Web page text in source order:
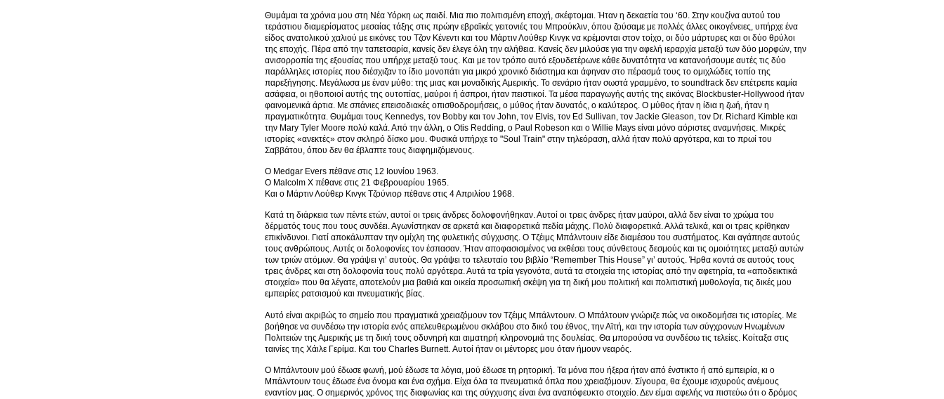
Θυμάμαι τα χρόνια μου στη Νέα Υόρκη ως παιδί. Μια πιο πολιτισμένη εποχή, σκέφτομαι. Ήταν η δεκαετία του ‘60. Στην κουζίνα αυτού του
τεράστιου διαμερίσματος μεσαίας τάξης στις πρώην εβραϊκές γειτονιές του Μπρούκλιν, όπου ζούσαμε με πολλές άλλες οικογένειες, υπήρχε ένα
είδος ανατολικού χαλιού με εικόνες του Τζον Κένεντι και του Μάρτιν Λούθερ Κινγκ να κρέμονται στον τοίχο, οι δύο μάρτυρες και οι δύο θρύλοι
της εποχής. Πέρα από την ταπετσαρία, κανείς δεν έλεγε όλη την αλήθεια. Κανείς δεν μιλούσε για την αφελή ιεραρχία μεταξύ των δύο μορφών, την
ανισορροπία της εξουσίας που υπήρχε μεταξύ τους. Και με τον τρόπο αυτό εξουδετέρωνε κάθε δυνατότητα να κατανοήσουμε αυτές τις δύο
παράλληλες ιστορίες που διέσχιζαν το ίδιο μονοπάτι για μικρό χρονικό διάστημα και άφηναν στο πέρασμά τους το ομιχλώδες τοπίο της
παρεξήγησης. Μεγάλωσα με έναν μύθο: της μιας και μοναδικής Αμερικής. Το σενάριο ήταν σωστά γραμμένο, το soundtrack δεν επέτρεπε καμία
ασάφεια, οι ηθοποιοί αυτής της ουτοπίας, μαύροι ή άσπροι, ήταν πειστικοί. Τα μέσα παραγωγής αυτής της εικόνας Blockbuster-Hollywood ήταν
φαινομενικά άρτια. Με σπάνιες επεισοδιακές οπισθοδρομήσεις, ο μύθος ήταν δυνατός, ο καλύτερος. Ο μύθος ήταν η ίδια η ζωή, ήταν η
πραγματικότητα. Θυμάμαι τους Kennedys, τον Bobby και τον John, τον Elvis, τον Ed Sullivan, τον Jackie Gleason, τον Dr. Richard Kimble και
την Mary Tyler Moore πολύ καλά. Από την άλλη, ο Otis Redding, ο Paul Robeson και ο Willie Mays είναι μόνο αόριστες αναμνήσεις. Μικρές
ιστορίες «ανεκτές» στον σκληρό δίσκο μου. Φυσικά υπήρχε το "Soul Train" στην τηλεόραση, αλλά ήταν πολύ αργότερα, και το πρωί του
Σαββάτου, όπου δεν θα έβλαπτε τους διαφημιζόμενους.
Ο Medgar Evers πέθανε στις 12 Ιουνίου 1963.
Ο Malcolm X πέθανε στις 21 Φεβρουαρίου 1965.
Και ο Μάρτιν Λούθερ Κινγκ Τζούνιορ πέθανε στις 4 Απριλίου 1968.
Κατά τη διάρκεια των πέντε ετών, αυτοί οι τρεις άνδρες δολοφονήθηκαν. Αυτοί οι τρεις άνδρες ήταν μαύροι, αλλά δεν είναι το χρώμα του
δέρματός τους που τους συνδέει. Αγωνίστηκαν σε αρκετά και διαφορετικά πεδία μάχης. Πολύ διαφορετικά. Αλλά τελικά, και οι τρεις κρίθηκαν
επικίνδυνοι. Γιατί αποκάλυπταν την ομίχλη της φυλετικής σύγχυσης. Ο Τζέιμς Μπάλντουιν είδε διαμέσου του συστήματος. Και αγάπησε αυτούς
τους ανθρώπους. Αυτές οι δολοφονίες τον έσπασαν. Ήταν αποφασισμένος να εκθέσει τους σύνθετους δεσμούς και τις ομοιότητες μεταξύ αυτών
των τριών ατόμων. Θα γράψει γι’ αυτούς. Θα γράψει το τελευταίο του βιβλίο “Remember This House” γι’ αυτούς. Ήρθα κοντά σε αυτούς τους
τρεις άνδρες και στη δολοφονία τους πολύ αργότερα. Αυτά τα τρία γεγονότα, αυτά τα στοιχεία της ιστορίας από την αφετηρία, τα «αποδεικτικά
στοιχεία» που θα λέγατε, αποτελούν μια βαθιά και οικεία προσωπική σκέψη για τη δική μου πολιτική και πολιτιστική μυθολογία, τις δικές μου
εμπειρίες ρατσισμού και πνευματικής βίας.
Αυτό είναι ακριβώς το σημείο που πραγματικά χρειαζόμουν τον Τζέιμς Μπάλντουιν. Ο Μπάλτουιν γνώριζε πώς να οικοδομήσει τις ιστορίες. Με
βοήθησε να συνδέσω την ιστορία ενός απελευθερωμένου σκλάβου στο δικό του έθνος, την Αϊτή, και την ιστορία των σύγχρονων Ηνωμένων
Πολιτειών της Αμερικής με τη δική τους οδυνηρή και αιματηρή κληρονομιά της δουλείας. Θα μπορούσα να συνδέσω τις τελείες. Κοίταξα στις
ταινίες της Χάιλε Γερίμα. Και του Charles Burnett. Αυτοί ήταν οι μέντορες μου όταν ήμουν νεαρός.
Ο Μπάλντουιν μού έδωσε φωνή, μού έδωσε τα λόγια, μού έδωσε τη ρητορική. Τα μόνα που ήξερα ήταν από ένστικτο ή από εμπειρία, κι ο
Μπάλντουιν τους έδωσε ένα όνομα και ένα σχήμα. Είχα όλα τα πνευματικά όπλα που χρειαζόμουν. Σίγουρα, θα έχουμε ισχυρούς ανέμους
εναντίον μας. Ο σημερινός χρόνος της διαφωνίας και της σύγχυσης είναι ένα αναπόφευκτο στοιχείο. Δεν είμαι αφελής να πιστεύω ότι ο δρόμος